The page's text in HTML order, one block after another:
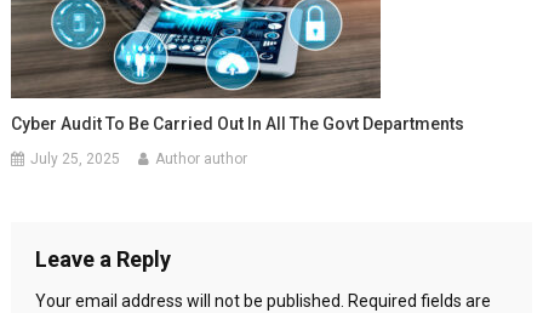
Cyber Audit To Be Carried Out In All The Govt Departments
July 25, 2025 Author author
Leave a Reply
Your email address will not be published.
Required fields are